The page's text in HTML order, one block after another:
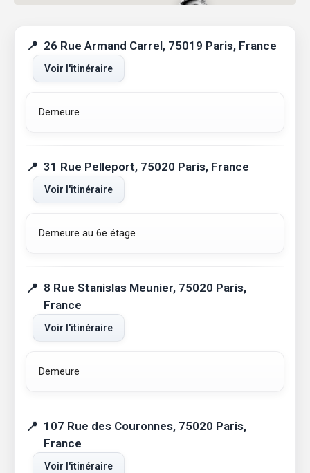
26 Rue Armand Carrel, 75019 Paris, France
Voir l'itinéraire
Demeure
31 Rue Pelleport, 75020 Paris, France
Voir l'itinéraire
Demeure au 6e étage
8 Rue Stanislas Meunier, 75020 Paris,
France
Voir l'itinéraire
Demeure
107 Rue des Couronnes, 75020 Paris,
France
Voir l'itinéraire